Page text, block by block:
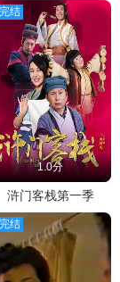
结
1.0分
浒门客栈第一季
结